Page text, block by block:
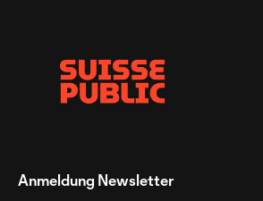
Anmeldung Newsletter